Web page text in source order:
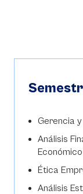
Gerencia
Análisis
Económico
Ética
Análisis